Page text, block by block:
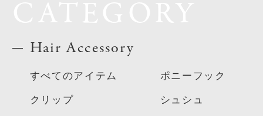
Hair Accessory
すべてのアイテム
クリップ
ポニーフック
シュシュ